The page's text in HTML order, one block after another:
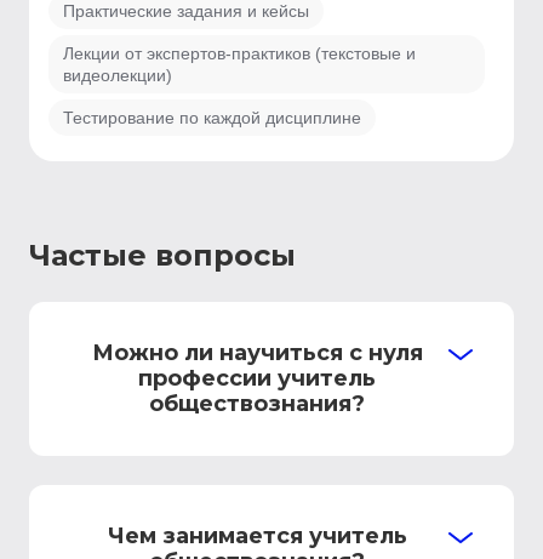
Практические задания и кейсы
Лекции от экспертов-практиков (текстовые и
видеолекции)
Тестирование по каждой дисциплине
Частые вопросы
Можно ли научиться с нуля
профессии учитель
обществознания?
Чем занимается учитель